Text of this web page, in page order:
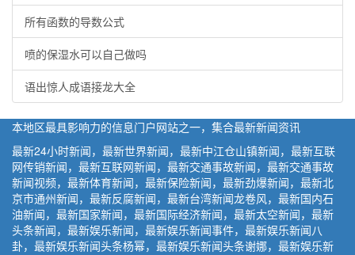
所有函数的导数公式
喷的保湿水可以自己做吗
语出惊人成语接龙大全
本地区最具影响力的信息门户网站之一，集合最新新闻资讯
最新24小时新闻，最新世界新闻，最新中江仓山镇新闻，最新互联
网传销新闻，最新互联网新闻，最新交通事故新闻，最新交通事故
新闻视频，最新体育新闻，最新保险新闻，最新劲爆新闻，最新北
京市通州新闻，最新反腐新闻，最新台湾新闻龙卷风，最新国内石
油新闻，最新国家新闻，最新国际经济新闻，最新太空新闻，最新
头条新闻，最新娱乐新闻，最新娱乐新闻事件，最新娱乐新闻八
卦，最新娱乐新闻头条杨幂，最新娱乐新闻头条谢娜，最新娱乐新